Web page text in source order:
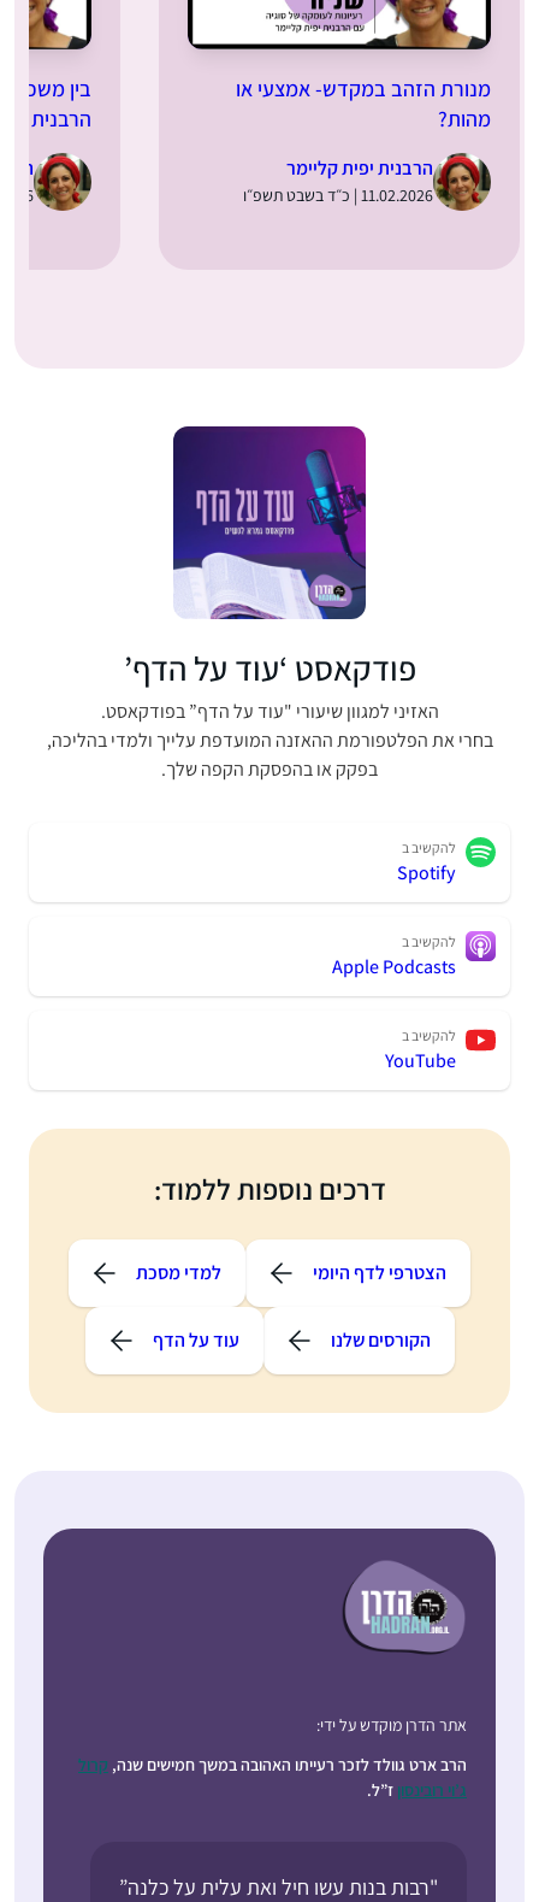
מנורת הזהב במקדש- אמצעי או
מהות?
הרבנית יפית קליימר
11.02.2026 | כ״ד בשבט תשפ״ו
בין משכן
הרבנית
11.01.2026
פודקאסט ‘עוד על הדף’
האזיני למגוון שיעורי "עוד על הדף” בפודקאסט.
בחרי את הפלטפורמת ההאזנה המועדפת עלייך ולמדי בהליכה,
בפקק או בהפסקת הקפה שלך.
להקשיב ב
Spotify
להקשיב ב
Apple Podcasts
להקשיב ב
YouTube
דרכים נוספות ללמוד:
הצטרפי לדף היומי למדי מסכת
הקורסים שלנו עוד על הדף
אתר הדרן מוקדש על ידי:
הרב ארט גוולד לזכר רעייתו האהובה במשך חמישים שנה, קרול
ג’וי רובינסון ז”ל.
"רבות בנות עשו חיל ואת עלית על כלנה”